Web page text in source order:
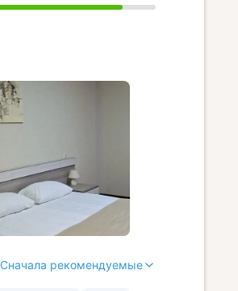
Сначала рекомендуемые